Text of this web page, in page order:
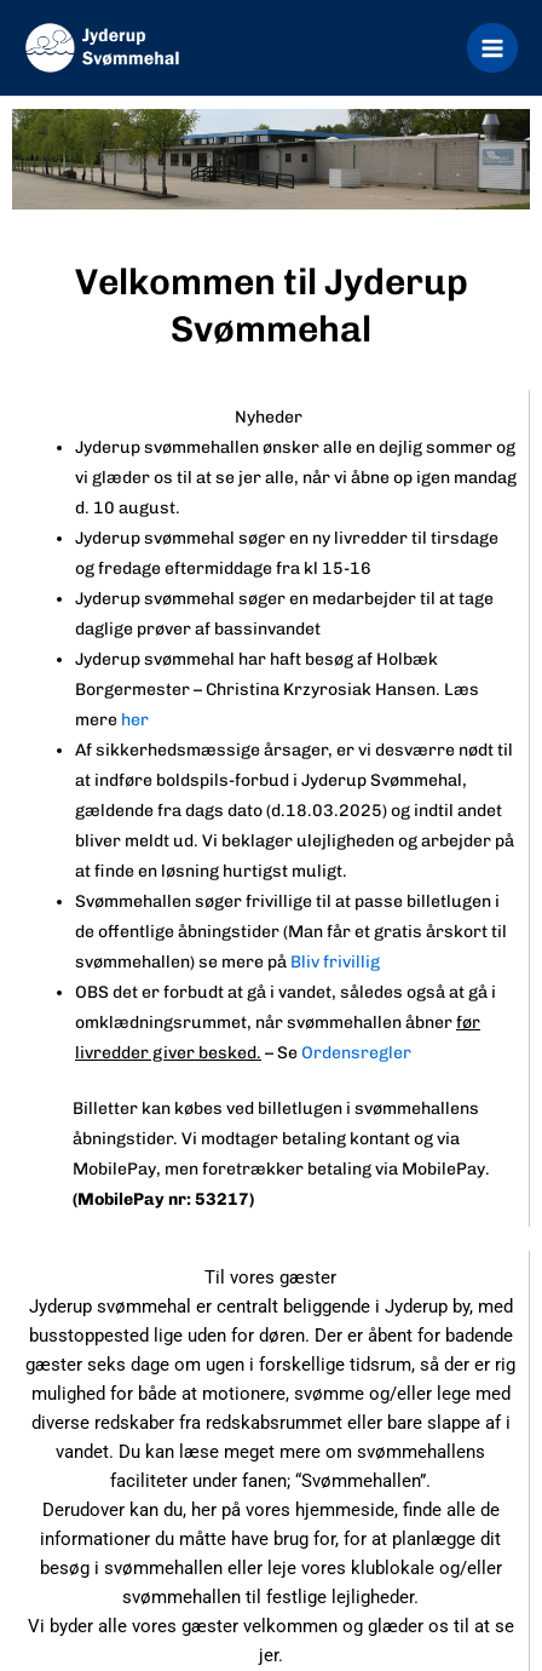
indholdet
Velkommen til Jyderup
Svømmehal
Nyheder
Jyderup svømmehallen ønsker alle en dejlig sommer og
vi glæder os til at se jer alle, når vi åbne op igen mandag
d. 10 august.
Jyderup svømmehal søger en ny livredder til tirsdage
og fredage eftermiddage fra kl 15-16
Jyderup svømmehal søger en medarbejder til at tage
daglige prøver af bassinvandet
Jyderup svømmehal har haft besøg af Holbæk
Borgermester –Christina Krzyrosiak Hansen. Læs
mere her
Af sikkerhedsmæssige årsager, er vi desværre nødt til
at indføre boldspils-forbud i Jyderup Svømmehal,
gældende fra dags dato (d.18.03.2025) og indtil andet
bliver meldt ud. Vi beklager ulejligheden og arbejder på
at finde en løsning hurtigst muligt.
Svømmehallen søger frivillige til at passe billetlugen i
de offentlige åbningstider (Man får et gratis årskort til
svømmehallen) se mere på Bliv frivillig
OBS det er forbudt at gå i vandet, således også at gå i
omklædningsrummet, når svømmehallen åbnerfør
livredder giver besked. – SeOrdensregler
Billetter kan købes ved billetlugen i svømmehallens
åbningstider. Vi modtager betaling kontant og via
MobilePay, men foretrækker betaling via MobilePay.
(MobilePay nr: 53217)
Til vores gæster
Jyderup svømmehal er centralt beliggende i Jyderup by, med
busstoppested lige uden for døren. Der er åbent for badende
gæster seks dage om ugen i forskellige tidsrum, så der er rig
mulighed for både at motionere, svømme og/eller lege med
diverse redskaber fra redskabsrummet eller bare slappe af i
vandet. Du kan læse meget mere om svømmehallens
faciliteter under fanen; “Svømmehallen”.
Derudover kan du, her på vores hjemmeside, finde alle de
informationer du måtte have brug for, for at planlægge dit
besøg i svømmehallen eller leje vores klublokale og/eller
svømmehallen til festlige lejligheder.
Vi byder alle vores gæster velkommen og glæder os til at se
jer.